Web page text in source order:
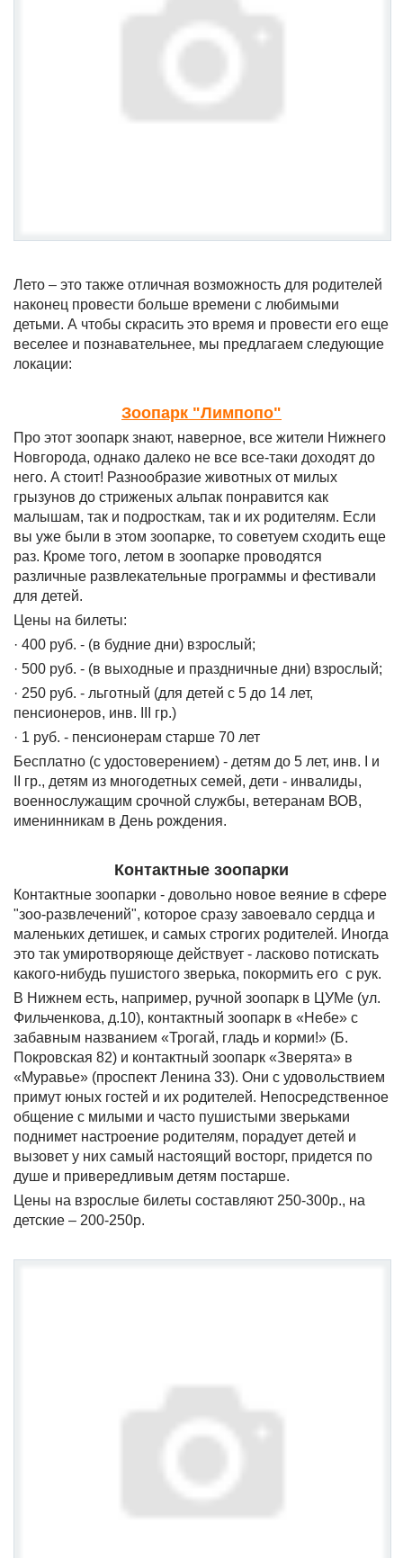
Лето – это также отличная возможность для родителей
наконец провести больше времени с любимыми
детьми. А чтобы скрасить это время и провести его еще
веселее и познавательнее, мы предлагаем следующие
локации:
Зоопарк "Лимпопо"
Про этот зоопарк знают, наверное, все жители Нижнего
Новгорода, однако далеко не все все-таки доходят до
него. А стоит! Разнообразие животных от милых
грызунов до стриженых альпак понравится как
малышам, так и подросткам, так и их родителям. Если
вы уже были в этом зоопарке, то советуем сходить еще
раз. Кроме того, летом в зоопарке проводятся
различные развлекательные программы и фестивали
для детей.
Цены на билеты:
· 400 руб. - (в будние дни) взрослый;
· 500 руб. - (в выходные и праздничные дни) взрослый;
· 250 руб. - льготный (для детей с 5 до 14 лет,
пенсионеров, инв. III гр.)
· 1 руб. - пенсионерам старше 70 лет
Бесплатно (с удостоверением) - детям до 5 лет, инв. I и
II гр., детям из многодетных семей, дети - инвалиды,
военнослужащим срочной службы, ветеранам ВОВ,
именинникам в День рождения.
Контактные зоопарки
Контактные зоопарки - довольно новое веяние в сфере
"зоо-развлечений", которое сразу завоевало сердца и
маленьких детишек, и самых строгих родителей. Иногда
это так умиротворяюще действует - ласково потискать
какого-нибудь пушистого зверька, покормить его с рук.
В Нижнем есть, например, ручной зоопарк в ЦУМе (ул.
Фильченкова, д.10), контактный зоопарк в «Небе» с
забавным названием «Трогай, гладь и корми!» (Б.
Покровская 82) и контактный зоопарк «Зверята» в
«Муравье» (проспект Ленина 33). Они с удовольствием
примут юных гостей и их родителей. Непосредственное
общение с милыми и часто пушистыми зверьками
поднимет настроение родителям, порадует детей и
вызовет у них самый настоящий восторг, придется по
душе и привередливым детям постарше.
Цены на взрослые билеты составляют 250-300р., на
детские – 200-250р.